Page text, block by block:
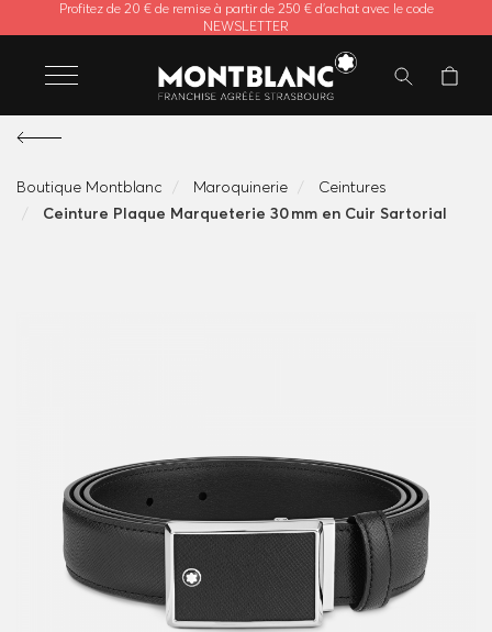
Profitez de 20 € de remise à partir de 250 € d'achat avec le code
NEWSLETTER
Boutique Montblanc Maroquinerie
Ceintures
Ceinture Plaque Marqueterie 30 mm en Cuir Sartorial